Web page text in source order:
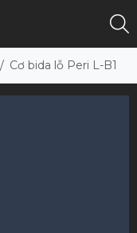
/ Cơ bida lỗ Peri L-B1